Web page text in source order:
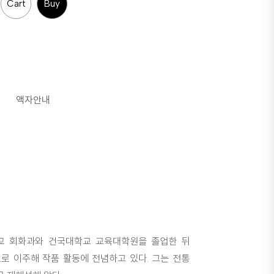
Cart Buy
액자안내
회화과와 건국대학교 교육대학원을 졸업한 뒤
이주해 작품 활동에 전념하고 있다. 그는 전통